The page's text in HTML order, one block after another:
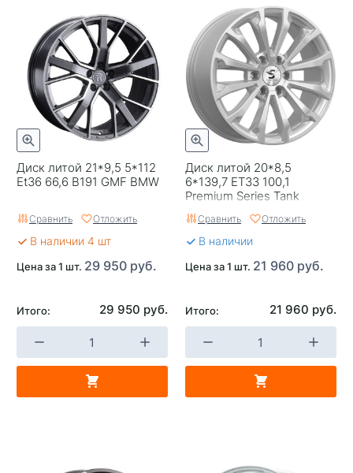
Гарантия
1 год
Цвет
Серый
Категория
Легковые
Страна изготовителя
Китай
Replica
0
Завод изготовитель
vianor
Диск литой 21*9,5 5*112
Et36 66,6 B191 GMF BMW
Сравнить Отложить
В наличии 4 шт
Цена за 1 шт. 29 950 руб.
Итого: 29 950 руб.
Диск литой 20*8,5
6*139,7 ET33 100,1
Premium Series Tank
(KP006) Elite Silver КиК
Сравнить Отложить
В наличии
Цена за 1 шт. 21 960 руб.
Итого: 21 960 руб.